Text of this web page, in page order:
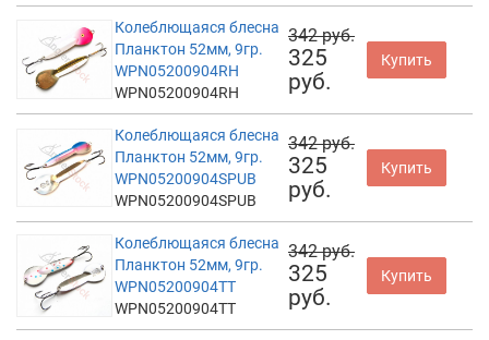
Колеблющаяся блесна
Планктон 52мм, 9гр.
WPN05200904RH
WPN05200904RH
342 руб.
325
руб.
Купить
Колеблющаяся блесна
Планктон 52мм, 9гр.
WPN05200904SPUB
WPN05200904SPUB
342 руб.
325
руб.
Купить
Колеблющаяся блесна
Планктон 52мм, 9гр.
WPN05200904TT
WPN05200904TT
342 руб.
325
руб.
Купить